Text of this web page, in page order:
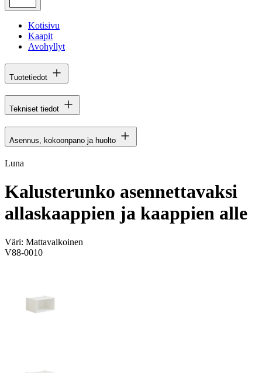
Kotisivu
Kaapit
Avohyllyt
Tuotetiedot
Tekniset tiedot
Asennus, kokoonpano ja huolto
Luna
Kalusterunko asennettavaksi
allaskaappien ja kaappien alle
Väri: Mattavalkoinen
V88-0010